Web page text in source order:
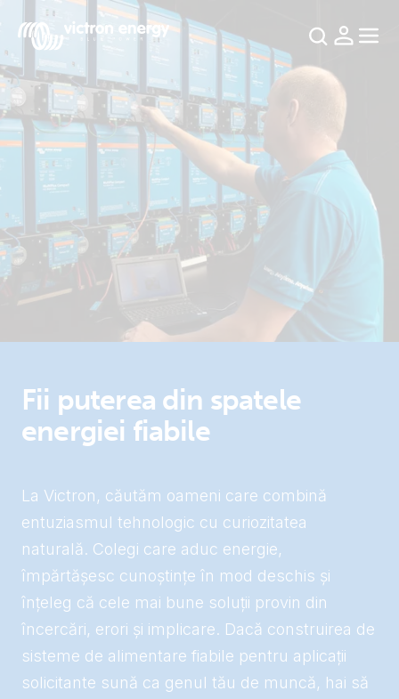
For
SmartSolar
Multiplus-
II
SmartShunt
Fii puterea din spatele
energiei fiabile
La Victron, căutăm oameni care combină
entuziasmul tehnologic cu curiozitatea
naturală. Colegi care aduc energie,
împărtășesc cunoștințe în mod deschis și
înțeleg că cele mai bune soluții provin din
încercări, erori și implicare. Dacă construirea de
sisteme de alimentare fiabile pentru aplicații
solicitante sună ca genul tău de muncă, hai să